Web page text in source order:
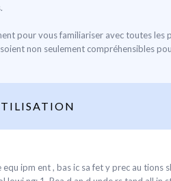
pour vous familiariser avec toutes
non seulement compréhensibles
ipm ent , bas ic sa fet y prec au tions